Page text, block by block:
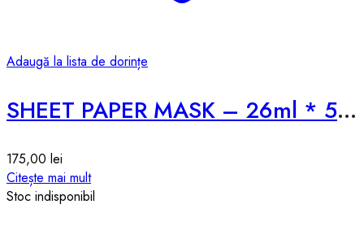
Adaugă la lista de dorințe
SHEET PAPER MASK – 26ml * 5pcs
175,00 lei
Citește mai mult
Stoc indisponibil